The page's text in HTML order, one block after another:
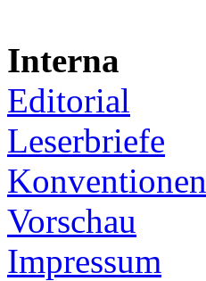
Interna
Editorial
Leserbriefe
Konventionen
Vorschau
Impressum